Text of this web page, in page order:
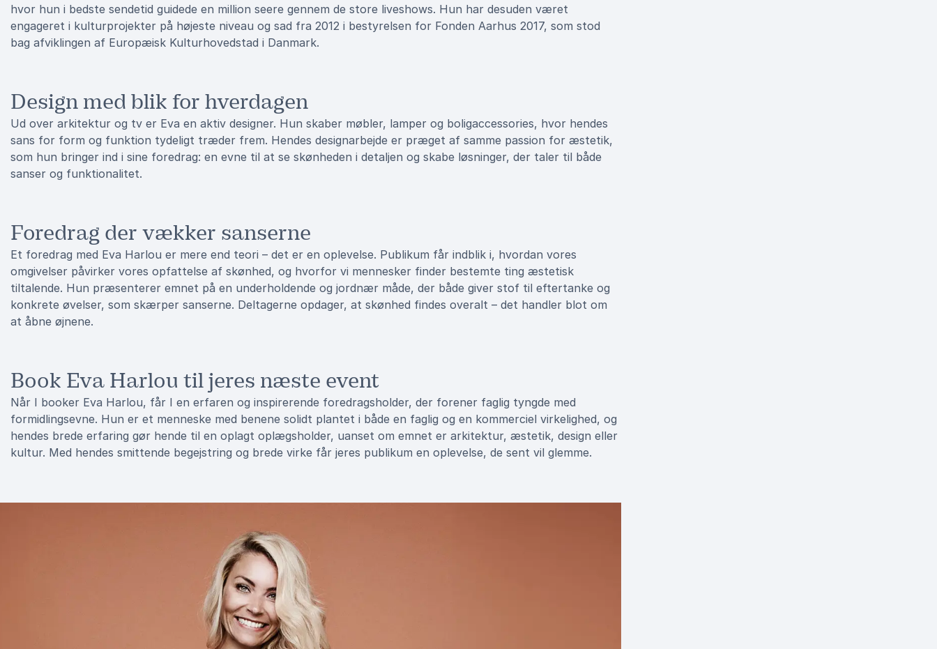
hvor hun i bedste sendetid guidede en million seere gennem de store liveshows. Hun har desuden været
engageret i kulturprojekter på højeste niveau og sad fra 2012 i bestyrelsen for Fonden Aarhus 2017, som stod
bag afviklingen af Europæisk Kulturhovedstad i Danmark.
Design med blik for hverdagen
Ud over arkitektur og tv er Eva en aktiv designer. Hun skaber møbler, lamper og boligaccessories, hvor hendes
sans for form og funktion tydeligt træder frem. Hendes designarbejde er præget af samme passion for æstetik,
som hun bringer ind i sine foredrag: en evne til at se skønheden i detaljen og skabe løsninger, der taler til både
sanser og funktionalitet.
Foredrag der vækker sanserne
Et foredrag med Eva Harlou er mere end teori – det er en oplevelse. Publikum får indblik i, hvordan vores
omgivelser påvirker vores opfattelse af skønhed, og hvorfor vi mennesker finder bestemte ting æstetisk
tiltalende. Hun præsenterer emnet på en underholdende og jordnær måde, der både giver stof til eftertanke og
konkrete øvelser, som skærper sanserne. Deltagerne opdager, at skønhed findes overalt – det handler blot om
at åbne øjnene.
Book Eva Harlou til jeres næste event
Når I booker Eva Harlou, får I en erfaren og inspirerende foredragsholder, der forener faglig tyngde med
formidlingsevne. Hun er et menneske med benene solidt plantet i både en faglig og en kommerciel virkelighed, og
hendes brede erfaring gør hende til en oplagt oplægsholder, uanset om emnet er arkitektur, æstetik, design eller
kultur. Med hendes smittende begejstring og brede virke får jeres publikum en oplevelse, de sent vil glemme.